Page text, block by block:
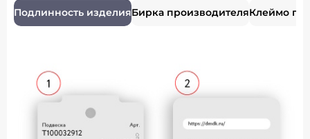
Подлинность изделияБирка производителяКлеймо